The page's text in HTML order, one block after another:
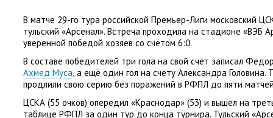
В матче 29-го тура российской Премьер-Лиги московский
тульский «Арсенал». Встреча проходила на стадионе «ВЭБ
уверенной победой хозяев со счётом 6:0.
В составе победителей три гола на свой счёт записал
Ахмед Муса, а ещё один гол на счету Александра Головина.
продлили свою серию без поражений в РФПЛ до пяти
ЦСКА (55 очков) опередил «Краснодар» (53) и вышел на
таблице РФПЛ за один тур до конца турнира. Тульский «